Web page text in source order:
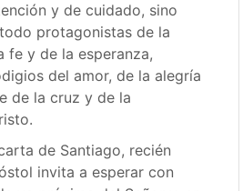
y de cuidado, sino
protagonistas de la
fe y de la esperanza,
del amor, de la alegría
de la cruz y de la
de Santiago, recién
invita a esperar con